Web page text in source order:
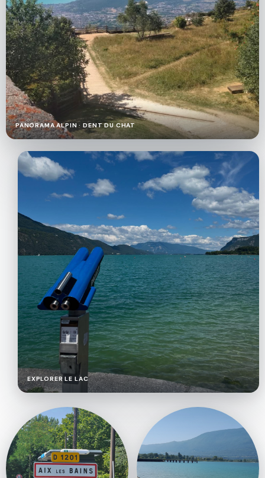
PANORAMA ALPIN · DENT DU CHAT
VUE
TERRASSE
SUR
LE
LACEXPLORER LE LAC